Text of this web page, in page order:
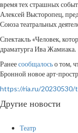
время тех страшных
Алексей Высторопец,
Союза театральных
Спектакль «Человек,
драматурга Ива Жамиака.
Ранеесообщалосьо том,
Бронной новое арт-
https://ria.ru/20230530/
Другие новости
Театр